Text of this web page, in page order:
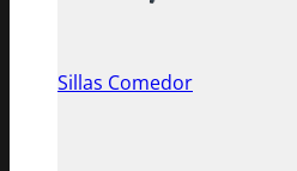
Sillas Comedor